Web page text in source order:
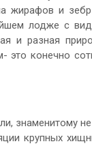
жирафов и
лодже с
и разная
это конечно
знаменитому
крупных